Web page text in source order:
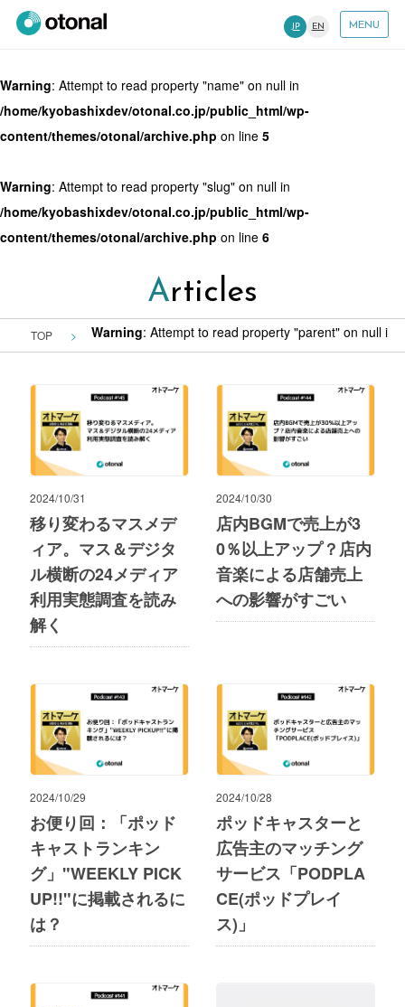
JP EN MENU
Warning: Attempt to read property "name" on null in
/home/kyobashixdev/otonal.co.jp/public_html/wp-
content/themes/otonal/archive.php on line 5
Warning: Attempt to read property "slug" on null in
/home/kyobashixdev/otonal.co.jp/public_html/wp-
content/themes/otonal/archive.php on line 6
Articles
TOP Warning: Attempt to read property "parent" on null in
2024/10/31
移り変わるマスメデ
ィア。マス＆デジタ
ル横断の24メディア
利用実態調査を読み
解く
2024/10/30
店内BGMで売上が3
0％以上アップ？店内
音楽による店舗売上
への影響がすごい
2024/10/29
お便り回：「ポッド
キャストランキン
グ」"WEEKLY PICK
UP!!"に掲載されるに
は？
2024/10/28
ポッドキャスターと
広告主のマッチング
サービス「PODPLA
CE(ポッドプレイ
ス)」